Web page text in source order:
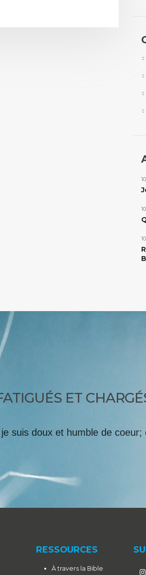
ET
suis doux et humble de coeur;
RESSOURCES
À travers la Bible